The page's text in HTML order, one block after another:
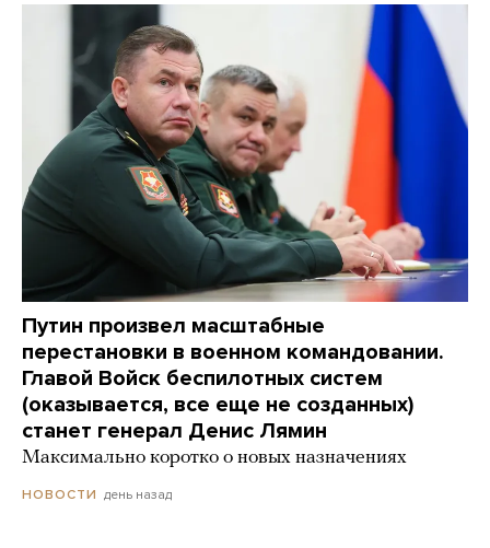
Путин произвел масштабные
перестановки в военном командовании.
Главой Войск беспилотных систем
(оказывается, все еще не созданных)
станет генерал Денис Лямин
Максимально коротко о новых назначениях
НОВОСТИ день назад